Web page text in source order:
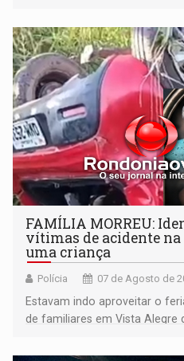
FAMÍLIA MORREU:
vítimas de acidente na
uma criança
Polícia 07 de Agosto de
Estavam indo aproveitar o
de familiares em Vista Alegre